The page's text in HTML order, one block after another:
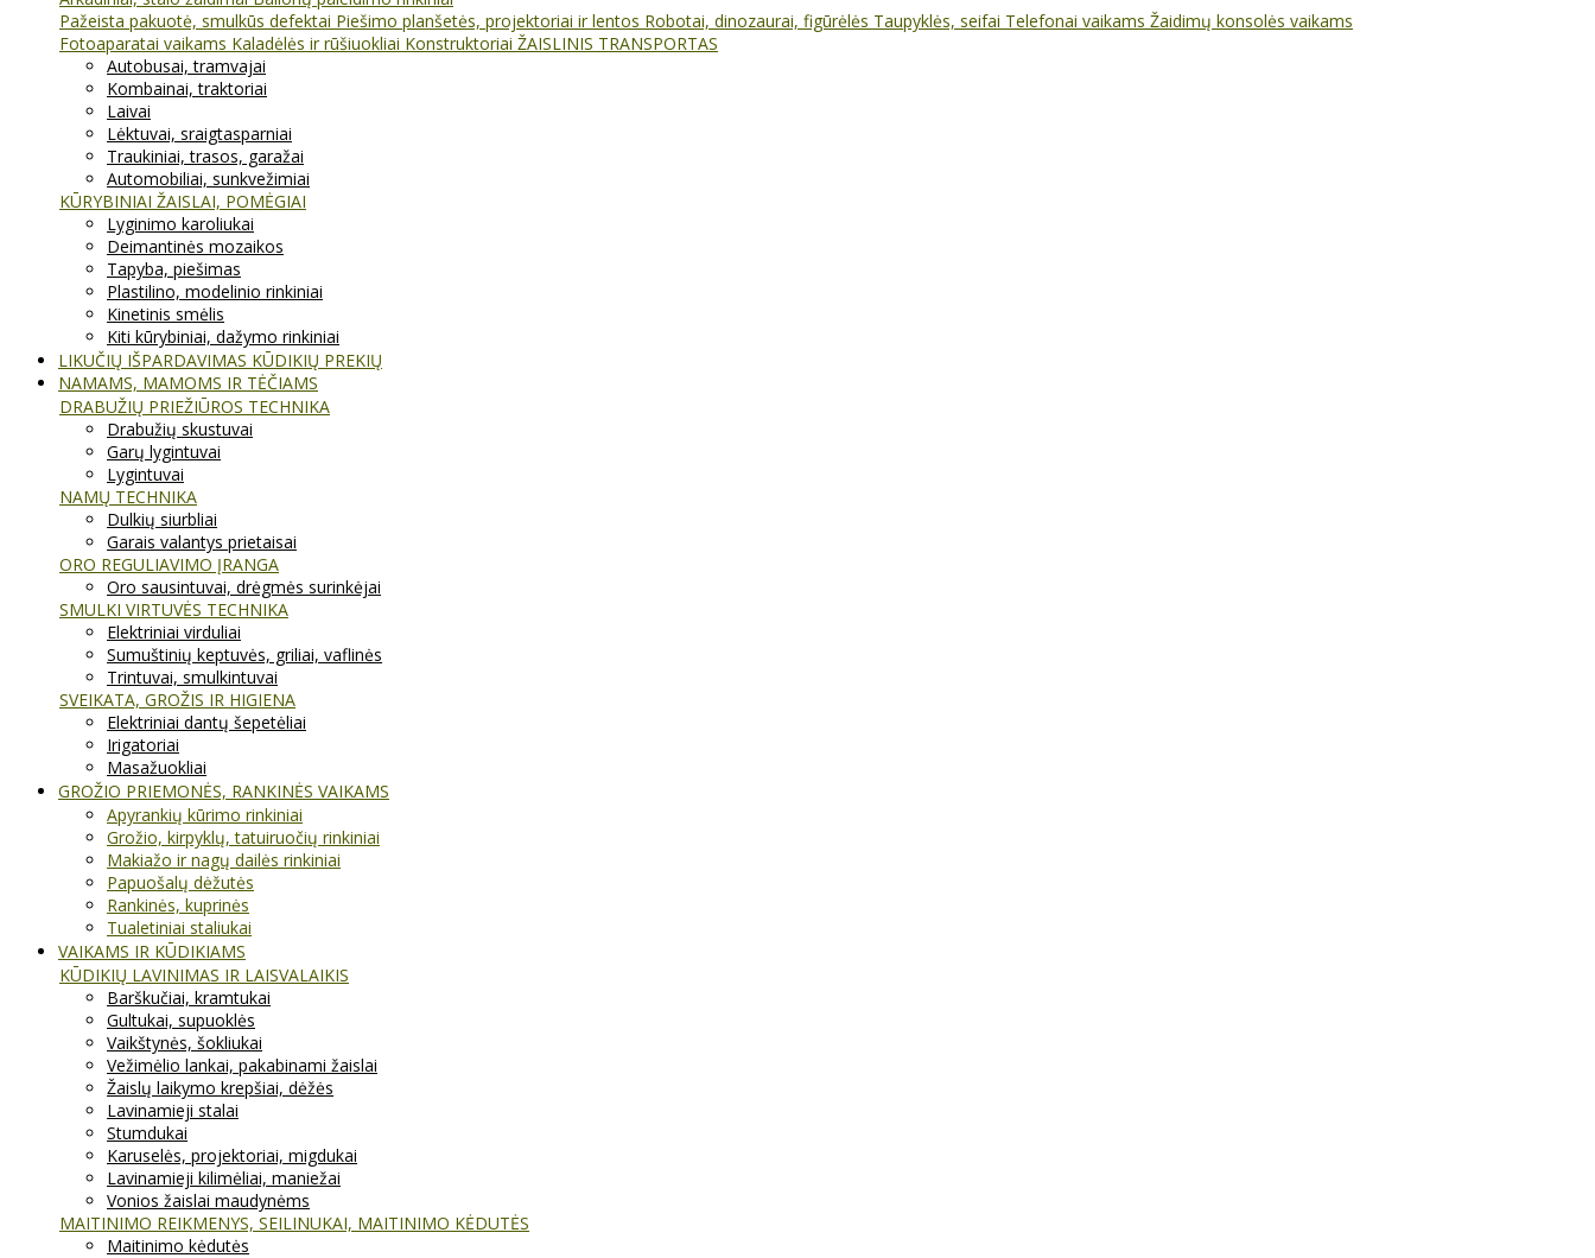
Pažeista pakuotė, smulkūs defektai Piešimo planšetės, projektoriai ir lentos Robotai, dinozaurai, figūrėlės Taupyklės, seifai Telefonai vaikams Žaidimų konsolės vaikams
Fotoaparatai vaikams Kaladėlės ir rūšiuokliai Konstruktoriai ŽAISLINIS TRANSPORTAS
Autobusai, tramvajai
Kombainai, traktoriai
Laivai
Lėktuvai, sraigtasparniai
Traukiniai, trasos, garažai
Automobiliai, sunkvežimiai
KŪRYBINIAI ŽAISLAI, POMĖGIAI
Lyginimo karoliukai
Deimantinės mozaikos
Tapyba, piešimas
Plastilino, modelinio rinkiniai
Kinetinis smėlis
Kiti kūrybiniai, dažymo rinkiniai
LIKUČIŲ IŠPARDAVIMAS KŪDIKIŲ PREKIŲ
NAMAMS, MAMOMS IR TĖČIAMS
DRABUŽIŲ PRIEŽIŪROS TECHNIKA
Drabužių skustuvai
Garų lygintuvai
Lygintuvai
NAMŲ TECHNIKA
Dulkių siurbliai
Garais valantys prietaisai
ORO REGULIAVIMO ĮRANGA
Oro sausintuvai, drėgmės surinkėjai
SMULKI VIRTUVĖS TECHNIKA
Elektriniai virduliai
Sumuštinių keptuvės, griliai, vaflinės
Trintuvai, smulkintuvai
SVEIKATA, GROŽIS IR HIGIENA
Elektriniai dantų šepetėliai
Irigatoriai
Masažuokliai
GROŽIO PRIEMONĖS, RANKINĖS VAIKAMS
Apyrankių kūrimo rinkiniai
Grožio, kirpyklų, tatuiruočių rinkiniai
Makiažo ir nagų dailės rinkiniai
Papuošalų dėžutės
Rankinės, kuprinės
Tualetiniai staliukai
VAIKAMS IR KŪDIKIAMS
KŪDIKIŲ LAVINIMAS IR LAISVALAIKIS
Barškučiai, kramtukai
Gultukai, supuoklės
Vaikštynės, šokliukai
Vežimėlio lankai, pakabinami žaislai
Žaislų laikymo krepšiai, dėžės
Lavinamieji stalai
Stumdukai
Karuselės, projektoriai, migdukai
Lavinamieji kilimėliai, maniežai
Vonios žaislai maudynėms
MAITINIMO REIKMENYS, SEILINUKAI, MAITINIMO KĖDUTĖS
Maitinimo kėdutės